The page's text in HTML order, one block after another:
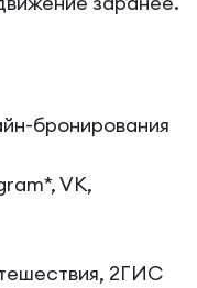
бронирования
VK,
2ГИС